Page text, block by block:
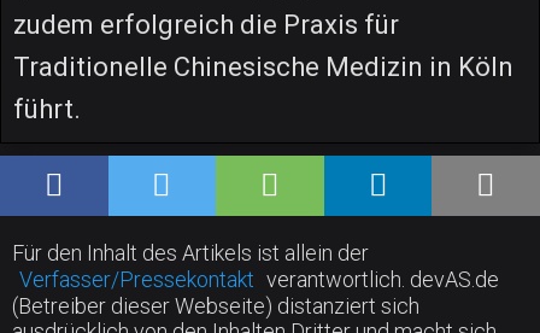
zudem erfolgreich die Praxis für
Traditionelle Chinesische Medizin in Köln
führt.
Für den Inhalt des Artikels ist allein der
Verfasser/Pressekontakt verantwortlich. devAS.de
(Betreiber dieser Webseite) distanziert sich